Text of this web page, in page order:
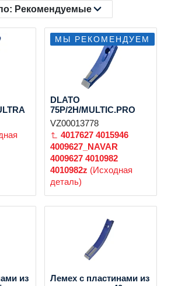
Рекомендуемые
МЫ РЕКОМЕНДУЕМ
DLATO
75P/2H/MULTIC.PRO
VZ00013778
4017627 4015946
4009627_NAVAR
4009627 4010982
4010982z (Исходная
деталь)
из
Лемех с пластинами из